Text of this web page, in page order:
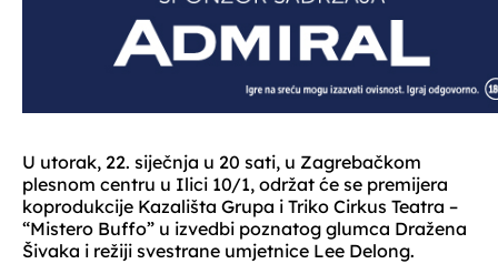
U utorak, 22. siječnja u 20 sati, u Zagrebačkom
plesnom centru u Ilici 10/1, održat će se premijera
koprodukcije Kazališta Grupa i Triko Cirkus Teatra –
“Mistero Buffo” u izvedbi poznatog glumca Dražena
Šivaka i režiji svestrane umjetnice Lee Delong.